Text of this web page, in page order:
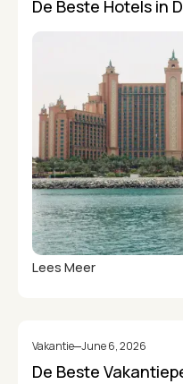
De Beste Hotels in
Lees Meer
Vakantie June 6, 2026
De Beste